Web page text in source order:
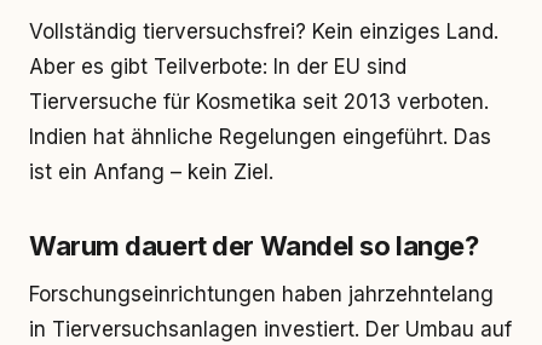
Vollständig tierversuchsfrei? Kein einziges Land.
Aber es gibt Teilverbote: In der EU sind
Tierversuche für Kosmetika seit 2013 verboten.
Indien hat ähnliche Regelungen eingeführt. Das
ist ein Anfang – kein Ziel.
Warum dauert der Wandel so lange?
Forschungseinrichtungen haben jahrzehntelang
in Tierversuchsanlagen investiert. Der Umbau auf